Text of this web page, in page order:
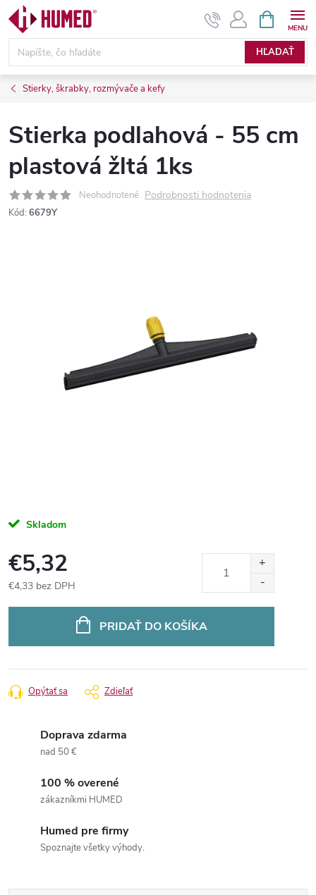
Prejsť
obsah
HĽADAŤ
KOŠÍK
Stierky, škrabky, rozmývače a kefy
Stierka podlahová - 55 cm
plastová žltá 1ks
Neohodnotené Podrobnosti hodnotenia
Kód: 6679Y
Skladom
€5,32
€4,33 bez DPH
PRIDAŤ DO KOŠÍKA
Opýtať sa Zdieľať
Doprava zdarma
nad 50 €
100 % overené
zákazníkmi HUMED
Humed pre firmy
Spoznajte všetky výhody.